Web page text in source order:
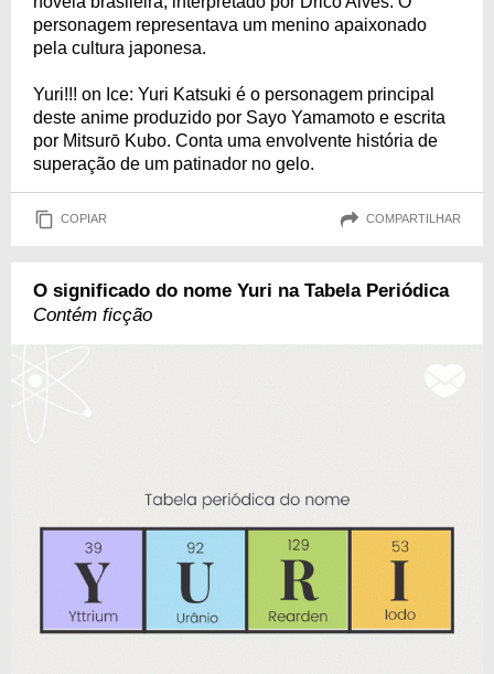
personagem representava um menino apaixonado
pela cultura japonesa.
Yuri!!! on Ice: Yuri Katsuki é o personagem principal
deste anime produzido por Sayo Yamamoto e escrita
por Mitsurō Kubo. Conta uma envolvente história de
superação de um patinador no gelo.
COPIAR COMPARTILHAR
O significado do nome Yuri na Tabela Periódica
Contém ficção